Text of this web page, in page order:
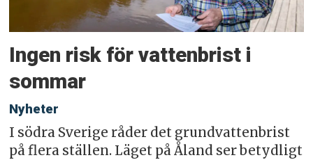
Ingen risk för vattenbrist i
sommar
Nyheter
I södra Sverige råder det grundvattenbrist
på flera ställen. Läget på Åland ser betydligt